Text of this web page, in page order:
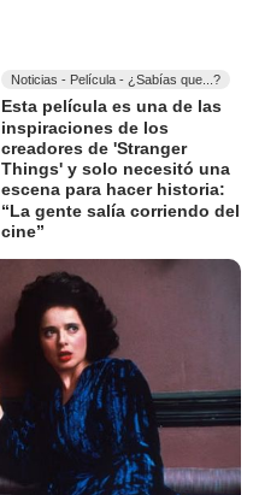
Noticias - Película - ¿Sabías que...?
Esta película es una de las
inspiraciones de los
creadores de 'Stranger
Things' y solo necesitó una
escena para hacer historia:
“La gente salía corriendo del
cine”